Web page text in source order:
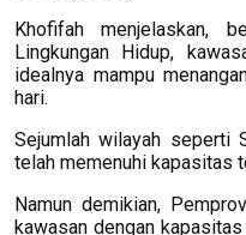
Khofifah menjelaskan,
Lingkungan Hidup,
idealnya mampu
hari.
Sejumlah wilayah seperti
telah memenuhi kapasitas
Namun demikian,
kawasan dengan